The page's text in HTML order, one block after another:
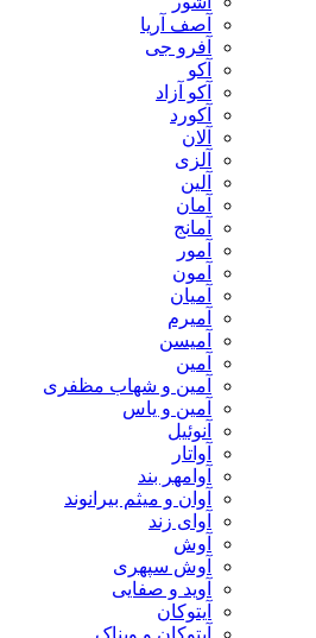
آصف آریا
آفرو جی
آکو
آکو آزاد
آکورد
آلان
آلزی
آلین
آمان
آمانج
آمور
آمون
آمیان
آمیرم
آمیسن
آمین
آمین و شهاب مظفری
آمین و یاس
آنوئیل
آواتار
آوامهر بند
آوان و میثم بیرانوند
آوای زند
آوش
آوش سپهری
آوید و صفایی
آیتوکان